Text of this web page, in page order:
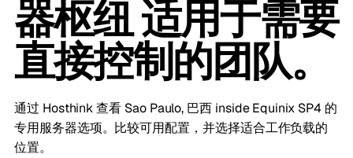
器枢纽 适用于需要
直接控制的团队。
通过 Hosthink 查看 Sao Paulo, 巴西 inside Equinix SP4 的
专用服务器选项。比较可用配置，并选择适合工作负载的
位置。